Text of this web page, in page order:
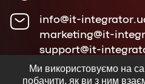
info@it-
marketing@it-
support@it-
Ми використовуємо на
побачити, як ви з ним